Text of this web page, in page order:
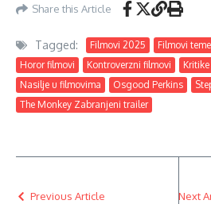
Share this Article
Tagged: Filmovi 2025
Filmovi
Horor filmovi
Kontroverzni filmovi
Nasilje u filmovima
Osgood Perkins
The Monkey Zabranjeni trailer
Previous Article Next